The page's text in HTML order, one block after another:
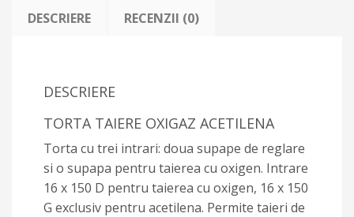
DESCRIERE RECENZII (0)
DESCRIERE
TORTA TAIERE OXIGAZ ACETILENA
Torta cu trei intrari: doua supape de reglare
si o supapa pentru taierea cu oxigen. Intrare
16 x 150 D pentru taierea cu oxigen, 16 x 150
G exclusiv pentru acetilena. Permite taieri de